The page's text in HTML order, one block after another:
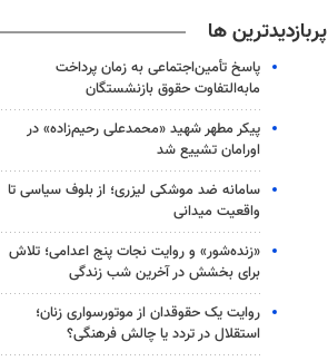
پربازدیدترین ها
پاسخ تأمین‌اجتماعی به زمان پرداخت
مابه‌التفاوت حقوق بازنشستگان
پیکر مطهر شهید «محمدعلی رحیم‌زاده» در
اورامان تشییع شد
سامانه ضد موشکی لیزری؛ از بلوف سیاسی تا
واقعیت میدانی
«زنده‌شور» و روایت نجات پنج اعدامی؛ تلاش
برای بخشش در آخرین شب زندگی
روایت یک حقوقدان از موتورسواری زنان؛
استقلال در تردد یا چالش فرهنگی؟